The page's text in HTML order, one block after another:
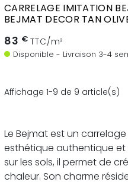
CARRELAGE IMITATION
BEJMAT DECOR TAN
83 € TTC/m²
Disponible - Livraison 3-4
Affichage 1-9 de 9 article(s)
Le Bejmat est un
esthétique authentique et
sur les sols, il permet de
chaleur. Son charme